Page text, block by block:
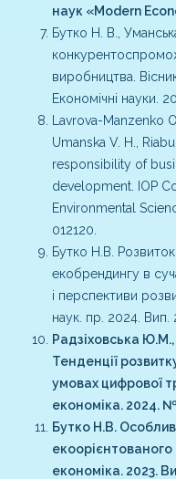
наук «Modern
Бутко Н. В.,
виробництва.
Економічні науки.
Lavrova-Manzenko
Umanska V. H.,
responsibility of
development. IOP
Environmental
012120.
Бутко Н.В.
екобрендингу в
і перспективи
наук. пр. 2024. Вип.
Радзіховська
Тенденції
умовах цифрової
економіка. 2024.
Бутко Н.В.
економіка. 2023.